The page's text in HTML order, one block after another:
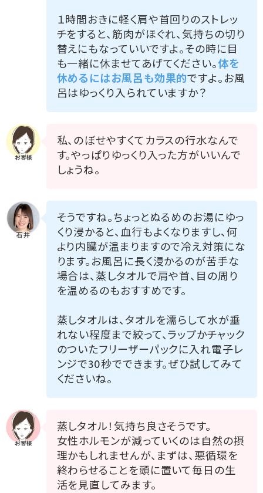
１時間おきに軽く肩や首回りのストレッ
チをすると、筋肉がほぐれ、気持ちの切り
替えにもなっていいですよ。その時に目
も一緒に休ませてあげてください。 体を
休めるにはお風呂も効果的ですよ。お風
呂はゆっくり入られていますか？
私、のぼせやすくてカラスの行水なんで
す。やっぱりゆっくり入った方がいいんで
しょうね。
そうですね。ちょっとぬるめのお湯にゆっ
くり浸かると、血行もよくなりますし、何
より内臓が温まりますので冷え対策にな
ります。お風呂に長く浸かるのが苦手な
場合は、蒸しタオルで肩や首、目の周り
を温めるのもおすすめです。
蒸しタオルは、タオルを濡らして水が垂
れない程度まで絞って、ラップかチャック
のついたフリーザーパックに入れ電子レ
ンジで30秒でできます。ぜひ試してみて
くださいね。
蒸しタオル！気持ち良さそうです。
女性ホルモンが減っていくのは自然の摂
理かもしれませんが、まずは、悪循環を
終わらせることを頭に置いて毎日の生
活を見直してみます。